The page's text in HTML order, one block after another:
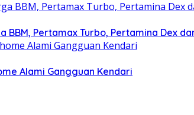
Pertamax Turbo, Pertamina Dex
Alami Gangguan Kendari